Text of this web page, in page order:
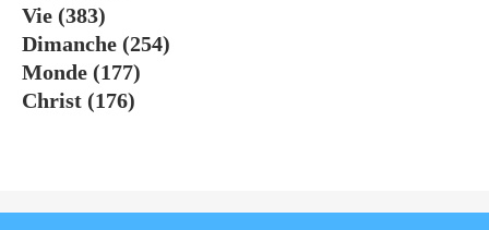
Vie (383)
Dimanche (254)
Monde (177)
Christ (176)